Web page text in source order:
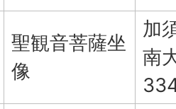
聖観音菩薩坐
像
加
南